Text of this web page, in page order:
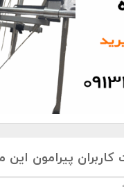
کاربران پیرامون